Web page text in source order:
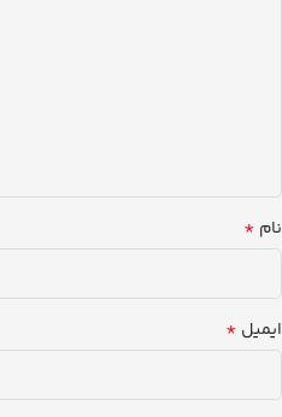
نام *
ایمیل *